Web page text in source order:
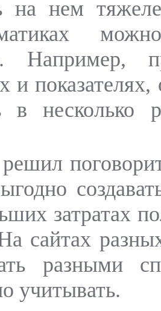
на нем
можно
Например,
и
в несколько
затратах
сайтах
разными
учитывать.